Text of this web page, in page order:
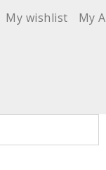
My wishlist My